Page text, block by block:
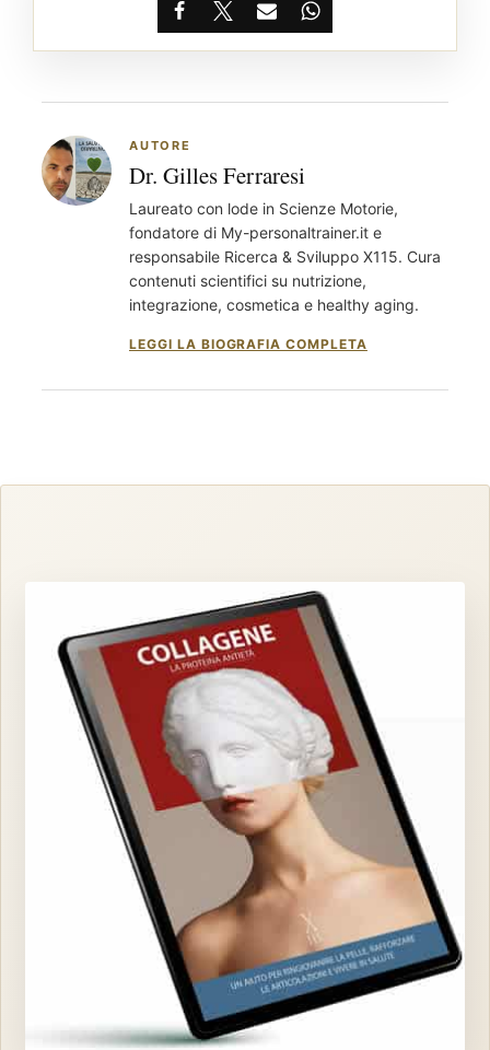
Facebook
X EmailWhatsApp
AUTORE
Dr. Gilles Ferraresi
Laureato con lode in Scienze Motorie,
fondatore di My-personaltrainer.it e
responsabile Ricerca & Sviluppo X115. Cura
contenuti scientifici su nutrizione,
integrazione, cosmetica e healthy aging.
LEGGI LA BIOGRAFIA COMPLETA